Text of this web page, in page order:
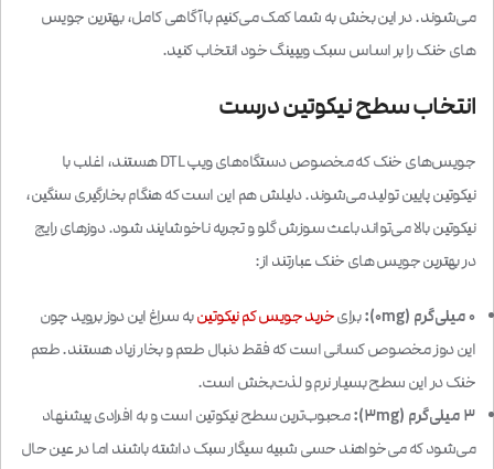
می‌شوند. در این بخش به شما کمک می‌کنیم با آگاهی کامل، بهترین جویس
های خنک را بر اساس سبک ویپینگ خود انتخاب کنید.
انتخاب سطح نیکوتین درست
جویس‌های خنک که مخصوص دستگاه‌های ویپ DTL هستند، اغلب با
نیکوتین پایین تولید می‌شوند. دلیلش هم این است که هنگام بخارگیری سنگین،
نیکوتین بالا می‌تواند باعث سوزش گلو و تجربه ناخوشایند شود. دوزهای رایج
در بهترین جویس های خنک عبارتند از:
۰ میلی‌گرم (0mg): برایخرید جویس کم نیکوتینبه سراغ این دوز بروید چون
این دوز مخصوص کسانی است که فقط دنبال طعم و بخار زیاد هستند. طعم
خنک در این سطح بسیار نرم و لذت‌بخش است.
۳ میلی‌گرم (3mg):
محبوب‌ترین سطح نیکوتین است و به افرادی پیشنهاد
می‌شود که می‌خواهند حسی شبیه سیگار سبک داشته باشند اما در عین حال